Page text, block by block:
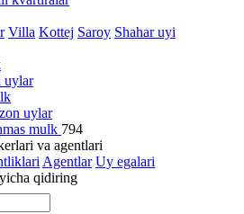
Villa Kottej Saroy Shahar uyi
uylar
uylar
mulk 794
va agentlari
Agentlar Uy egalari
qidiring